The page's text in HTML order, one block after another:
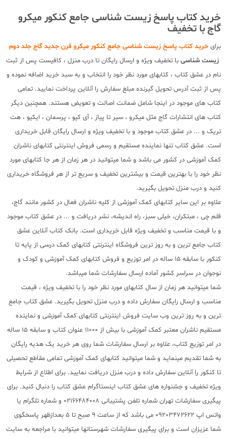
خرید کتاب پاسخ زیست شناسی جامع کنکور میکرو
گاج با تخفیف
برای خرید کتاب پاسخ زیست شناسی جامع کنکور میکرو قرن جدید گاج جلد دوم
زیست شناسی با تخفیف ویژه و ارسال رایگان تا درب منزل ، کافیست پس از ثبت
نام در عشق کتاب ، کتابهای مورد نظر خود را انتخاب و به سبد خرید اضافه نموده و
پس از ثبت آدرس تحویل گیرنده مبلغ سفارش را آنلاین پرداخت نمایید. تمامی
کتاب های موجود در اینجا شامل ضمانت اصالت و تعویض هستند. همچنین دیگر
کتاب های انتشارات گاج مثل میکرو ، سیر تا پیاز ، آی کیو ، پرسمان ، ایکیو ، هت
تریک و ... در عشق کتاب موجود و با تخفیف ویژه و ارسال رایگان قابل خریداری
است. عشق کتاب تنها نماینده مستقیم و رسمی فروش اینترنتی کتابهای ناشران
کمک آموزشی در کشور می باشد و شما میتوانید در هر زمان از هر جا کتابهای مورد
نظر خود را با بهترین قیمت و بیشترین تخفیف و سریع تر از هر فروشگاه خریداری
کنید و درب منزل تحویل بگیرید.
علاوه بر این سایر کتابهای کمک آموزشی از کلیه ناشران فعال در کشور مانند گاج،
قلم چی ، مبتکران، خیلی سبز، راه اندیشه، نشر دریافت و ... در عشق کتاب موجود
و با قیمت مناسب و تخفیف ویژه قابل خریداری است. بانک کتاب آنلاین عشق
کتاب جامع ترین و به روز ترین فروشگاه اینترنتی کتابهای کمک درسی از پایه تا
کنکور با سابقه 15 ساله در امر توزیع و فروش کتابهای کمک آموزشی و کودک و
نوجوان در سراسر کشور آماده ارسال سفارشات شما میباشد.
شما میتوانید هر زمان از سال کتابهای مورد نظر خود را با تخفیف ویژه ، قیمت
مناسب و ارسال رایگان سفارش داده و درب منزل تحویل بگیرید. عشق کتاب جامع
ترین و به روز ترین وب سایت فروش اینترنتی کتابهای کمک آموزشی و نماینده
مستقیم ناشران معتبر کمک آموزشی با بیش از 11000 عنوان کتاب و سابقه 15 ساله
در امر توزیع کتاب، علاوه بر ارسال سفارشات شما روی هر خرید یک هدیه رایگان
به شما تقدیم مینماید و شما میتوانید کتابهای کمک آموزشی تمامی مقاطع تحصیلی
تا کنکور را آنلاین سفارش داده و درب منزل دریافت نمایید. برای اطلاع از شرایط
ویژه تخفیف و جشنواره های عشق کتاب اینستاگرام عشق کتاب را دنبال کنید. برای
پیگیری سفارشات تهران شماره تلفن پشتیبانی 02166484008 و شماره تلگرام یا
واتس اپ 09203472622 می باشد که از ساعت 9 صبح تا 5 بعدازظهر پاسخگوی
شما عزیزان است و برای پیگیری سفارشات شهرستانها میتوانید با مراجعه به سایت